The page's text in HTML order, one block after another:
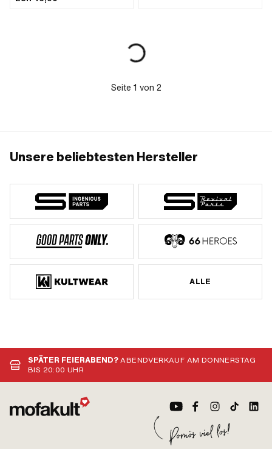
Seite 1 von 2
Unsere beliebtesten Hersteller
ALLE
SPÄTER FEIERABEND?ABENDVERKAUF AM DONNERSTAG
BIS 20:00 UHR